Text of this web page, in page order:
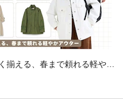
揃える、春まで頼れる軽やか